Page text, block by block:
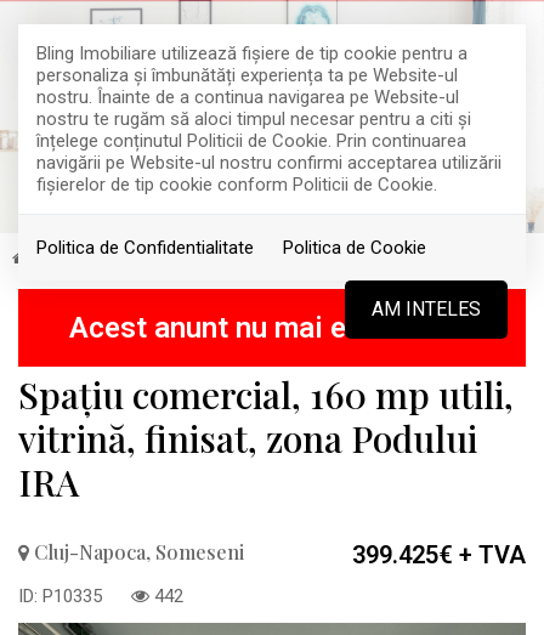
Bling Imobiliare utilizează fişiere de tip cookie pentru a
personaliza și îmbunătăți experiența ta pe Website-ul
nostru. Înainte de a continua navigarea pe Website-ul
nostru te rugăm să aloci timpul necesar pentru a citi și
înțelege conținutul Politicii de Cookie. Prin continuarea
navigării pe Website-ul nostru confirmi acceptarea utilizării
fişierelor de tip cookie conform Politicii de Cookie.
Politica de Confidentialitate Politica de Cookie
AM INTELES
Vanzare Spatii comerciale Cluj-Napoca Someseni
Acest anunt nu mai este activ !
Spațiu comercial, 160 mp utili,
vitrină, finisat, zona Podului
IRA
Cluj-Napoca, Someseni 399.425€ + TVA
ID: P10335 442